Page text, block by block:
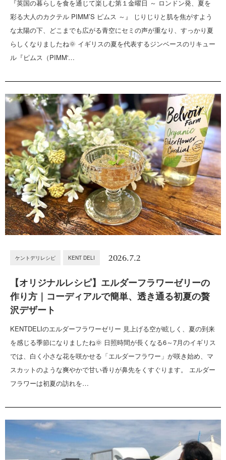
『英国の暮らしを食を通じて楽しむ第１金曜日 ～ ロンドン発、夏を
彩る大人のカクテル PIMM’S ピムス ～』 じりじりと肌を焦がすよう
な太陽の下、どこまでも広がる青空にセミの声が重なり、すっかり夏
らしくなりましたね🌞 イギリスの夏を代表するジンベースのリキュー
ル『ピムス（PIMM'…
ケントデリレシピ KENT DELI 2026.7.2
【オリジナルレシピ】エルダーフラワーゼリーの
作り方｜コーディアルで簡単、透き通る初夏の贅
沢デザート
KENTDELIのエルダーフラワーゼリー 見上げる空が眩しく、夏の到来
を感じる季節になりましたね🌞 日照時間が長くなる6～7月のイギリス
では、白く小さな花を咲かせる「エルダーフラワー」が咲き始め、マ
スカットのような爽やかで甘い香りが鼻先をくすぐります。 エルダー
フラワーは初夏の訪れを…